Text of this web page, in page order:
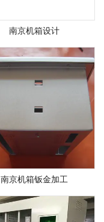
南京机箱设计
南京机箱钣金加工